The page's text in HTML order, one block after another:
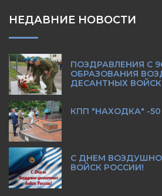
НЕДАВНИЕ НОВОСТИ
ПОЗДРАВЛЕНИЯ С
ОБРАЗОВАНИЯ
ДЕСАНТНЫХ
КПП "НАХОДКА" -50
С ДНЕМ
ВОЙСК РОССИИ!